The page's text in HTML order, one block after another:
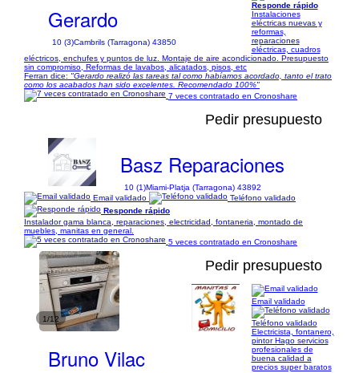
Gerardo
10 (3)Cambrils (Tarragona) 43850
Responde rápido
Instalaciones
eléctricas nuevas y
reformas,
reparaciones
eléctricas, cuadros
eléctricos, enchufes y puntos de luz. Montaje de aire acondicionado. Presupuesto
sin compromiso, Reformas de lavabos, alicatados, pisos, etc
Ferran dice: "Gerardo realizó las tareas tal como habíamos acordado, tanto el trato
como los acabados han sido excelentes. Recomendado 100%"
7 veces contratado en Cronoshare
Pedir presupuesto
Basz Reparaciones
10 (1)Miami-Platja (Tarragona) 43892
Email validado
Teléfono validado
Responde rápido
Instalador gama blanca, reparaciones, electricidad, fontaneria, montado de
muebles, manitas en general.
5 veces contratado en Cronoshare
1/12
Pedir presupuesto
Bruno Vilac
Email validado
Teléfono validado
Electricista, fontanero,
pintor Hago servicios
profesionales de
buena calidad a
precios super baratos